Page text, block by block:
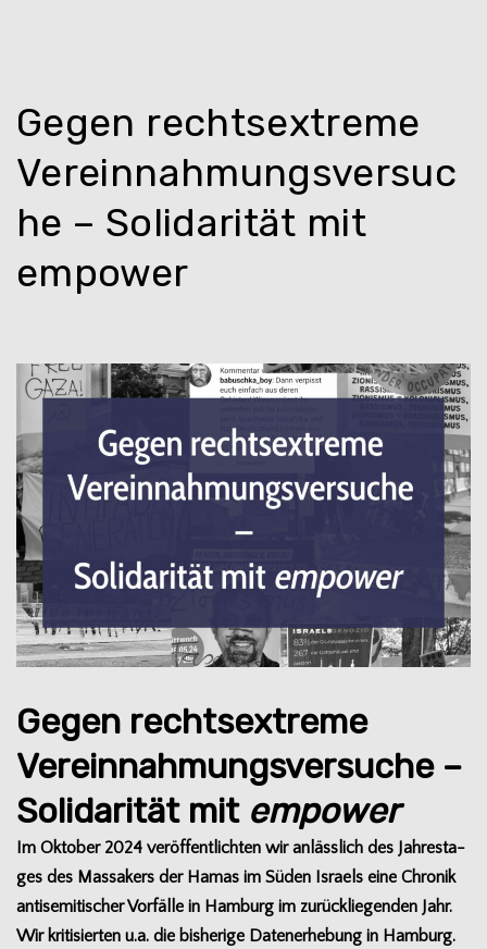
Gegen rechtsextreme
Vereinnahmungsversuc
he – Solidarität mit
empower
Gegen rechtsextreme
Vereinnahmungsversuche –
Solidarität mit empower
Im Okto­ber 2024 ver­öf­fent­lich­ten wir anläss­lich des Jah­res­ta­
ges des Mas­sa­kers der Hamas im Süden Isra­els eine Chro­nik
anti­se­mi­ti­scher Vor­fälle in Ham­burg im zurück­lie­gen­den Jahr.
Wir kri­ti­sier­ten u.a. die bis­he­rige Daten­er­he­bung in Ham­burg.